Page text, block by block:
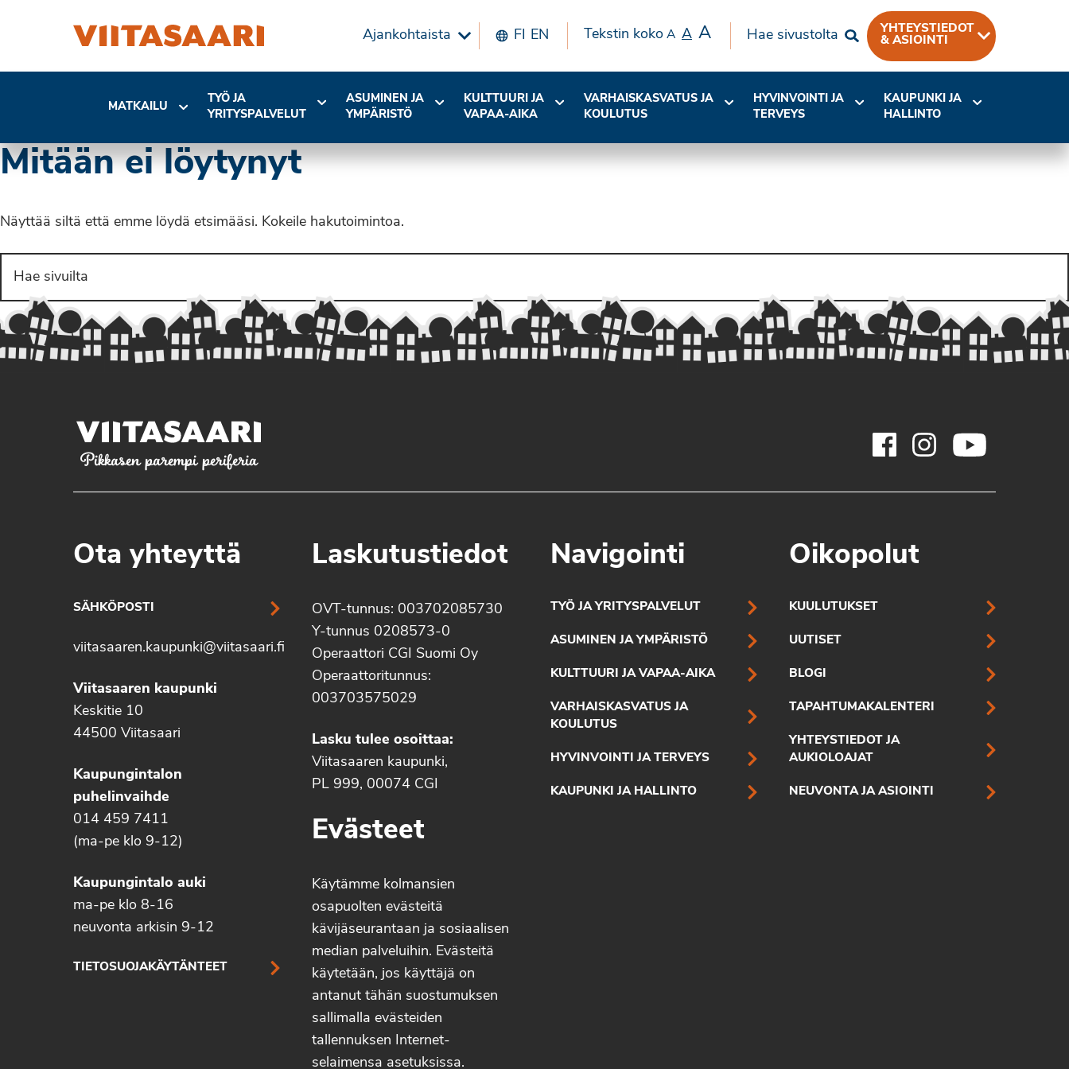
Ajankohtaista FI EN Tekstin koko A A A Hae sivustolta
YHTEYSTIEDOT
& ASIOINTI
MATKAILU
TYÖ JA
YRITYSPALVELUT
ASUMINEN JA
YMPÄRISTÖ
KULTTUURI JA
VAPAA-AIKA
VARHAISKASVATUS JA
KOULUTUS
HYVINVOINTI JA
TERVEYS
KAUPUNKI JA
HALLINTO
Mitään ei löytynyt
Näyttää siltä että emme löydä etsimääsi. Kokeile hakutoimintoa.
Pikkasen parempi periferia
Ota yhteyttä
SÄHKÖPOSTI
viitasaaren.kaupunki@viitasaari.fi
Viitasaaren kaupunki
Keskitie 10
44500 Viitasaari
Kaupungintalon
puhelinvaihde
014 459 7411
(ma-pe klo 9-12)
Kaupungintalo auki
ma-pe klo 8-16
neuvonta arkisin 9-12
TIETOSUOJAKÄYTÄNTEET
Laskutustiedot
OVT-tunnus: 003702085730
Y-tunnus 0208573-0
Operaattori CGI Suomi Oy
Operaattoritunnus:
003703575029
Lasku tulee osoittaa:
Viitasaaren kaupunki,
PL 999, 00074 CGI
Evästeet
Käytämme kolmansien
osapuolten evästeitä
kävijäseurantaan ja sosiaalisen
median palveluihin. Evästeitä
käytetään, jos käyttäjä on
antanut tähän suostumuksen
sallimalla evästeiden
tallennuksen Internet-
selaimensa asetuksissa.
Navigointi
TYÖ JA YRITYSPALVELUT
ASUMINEN JA YMPÄRISTÖ
KULTTUURI JA VAPAA-AIKA
VARHAISKASVATUS JA
KOULUTUS
HYVINVOINTI JA TERVEYS
KAUPUNKI JA HALLINTO
Oikopolut
KUULUTUKSET
UUTISET
BLOGI
TAPAHTUMAKALENTERI
YHTEYSTIEDOT JA
AUKIOLOAJAT
NEUVONTA JA ASIOINTI